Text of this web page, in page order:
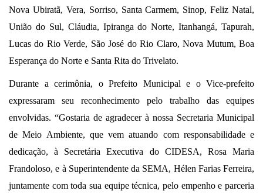
Nova Ubiratã, Vera, Sorriso, Santa Carmem, Sinop, Feliz Natal,
União do Sul, Cláudia, Ipiranga do Norte, Itanhangá, Tapurah,
Lucas do Rio Verde, São José do Rio Claro, Nova Mutum, Boa
Esperança do Norte e Santa Rita do Trivelato.
Durante a cerimônia, o Prefeito Municipal e o Vice-prefeito
expressaram seu reconhecimento pelo trabalho das equipes
envolvidas. “Gostaria de agradecer à nossa Secretaria Municipal
de Meio Ambiente, que vem atuando com responsabilidade e
dedicação, à Secretária Executiva do CIDESA, Rosa Maria
Frandoloso, e à Superintendente da SEMA, Hélen Farias Ferreira,
juntamente com toda sua equipe técnica, pelo empenho e parceria